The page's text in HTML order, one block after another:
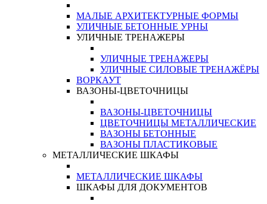
МАЛЫЕ АРХИТЕКТУРНЫЕ ФОРМЫ
УЛИЧНЫЕ БЕТОННЫЕ УРНЫ
УЛИЧНЫЕ ТРЕНАЖЕРЫ
УЛИЧНЫЕ ТРЕНАЖЕРЫ
УЛИЧНЫЕ СИЛОВЫЕ ТРЕНАЖЁРЫ
ВОРКАУТ
ВАЗОНЫ-ЦВЕТОЧНИЦЫ
ВАЗОНЫ-ЦВЕТОЧНИЦЫ
ЦВЕТОЧНИЦЫ МЕТАЛЛИЧЕСКИЕ
ВАЗОНЫ БЕТОННЫЕ
ВАЗОНЫ ПЛАСТИКОВЫЕ
МЕТАЛЛИЧЕСКИЕ ШКАФЫ
МЕТАЛЛИЧЕСКИЕ ШКАФЫ
ШКАФЫ ДЛЯ ДОКУМЕНТОВ